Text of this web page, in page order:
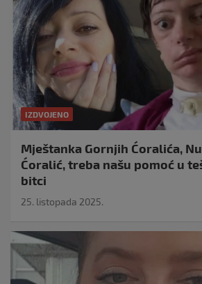
IZDVOJENO
Mještanka Gornjih Ćoralića,
Ćoralić, treba našu pomoć u
bitci
25. listopada 2025.